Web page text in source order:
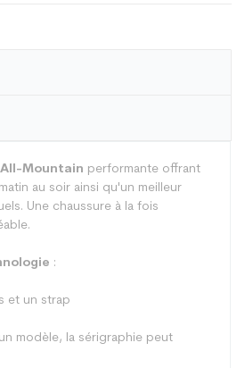
All-Mountain performante offrant
au soir ainsi qu'un meilleur
Une chaussure à la fois
:
et un strap
modèle, la sérigraphie peut